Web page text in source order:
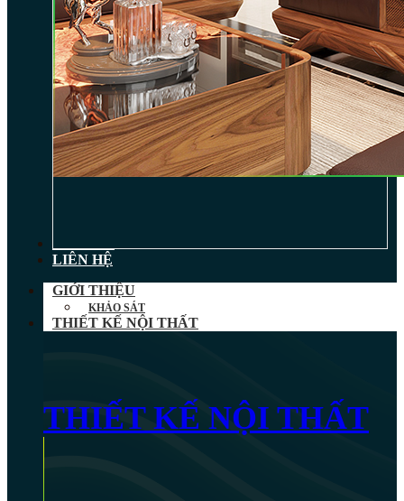
LIÊN HỆ
GIỚI THIỆU
KHẢO SÁT
THIẾT KẾ NỘI THẤT
THIẾT KẾ NỘI THẤT